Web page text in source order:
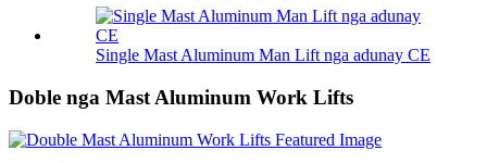
Single Mast Aluminum Man Lift nga adunay CE
Doble nga Mast Aluminum Work Lifts